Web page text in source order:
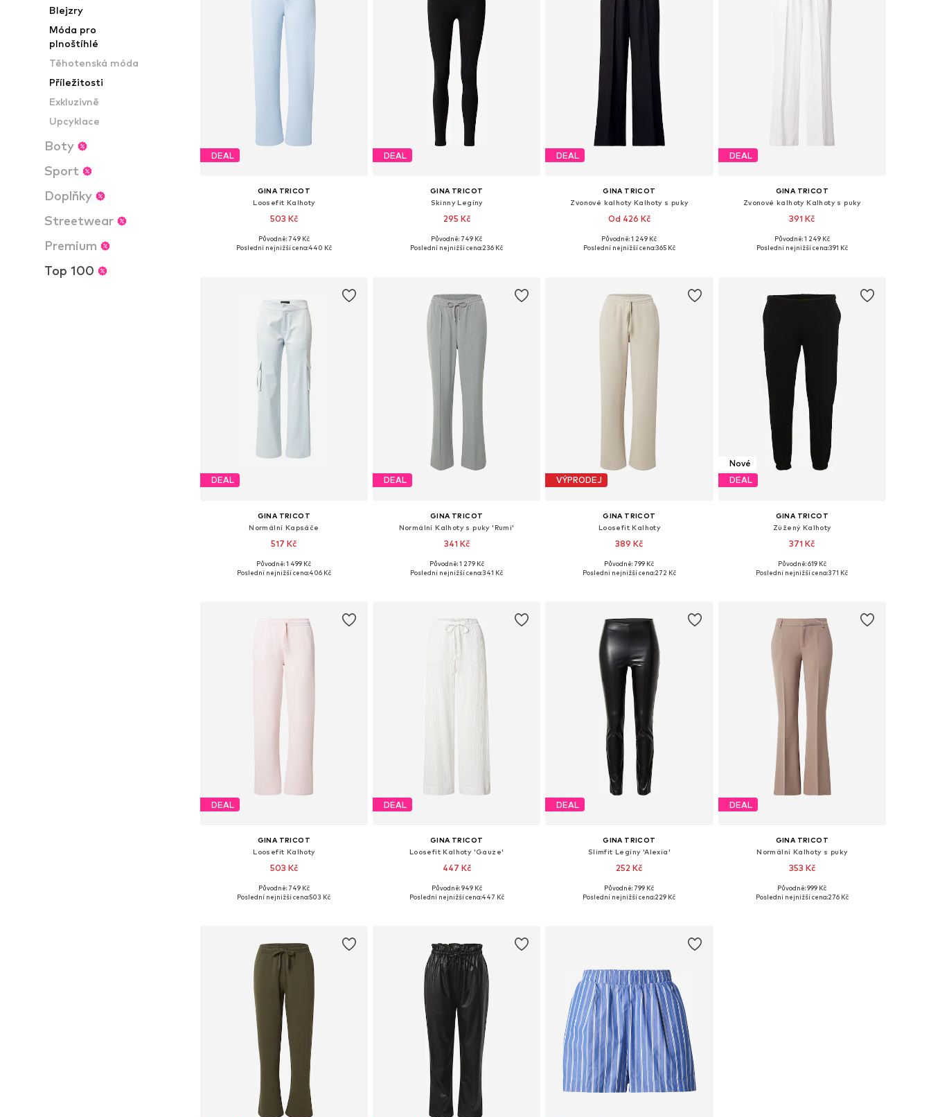
Blejzry
Móda pro
plnoštíhlé
Těhotenská móda
Příležitosti
Exkluzivně
Upcyklace
Boty
Sport
Doplňky
Streetwear
Premium
Top 100
DEAL
GINA TRICOT
Loosefit Kalhoty
503 Kč
Dostupné velikosti: 36, 38, 40, 42
Původně: 749 Kč
Poslední nejnižší cena:440 Kč
DEAL
GINA TRICOT
Skinny Legíny
295 Kč
Dostupné velikosti: XS, S, M
Původně: 749 Kč
Poslední nejnižší cena:236 Kč
DEAL
GINA TRICOT
Zvonové kalhoty Kalhoty s puky
Od 426 Kč
Dostupné velikosti: 36, 38, 42
Původně: 1 249 Kč
Poslední nejnižší cena:365 Kč
DEAL
GINA TRICOT
Zvonové kalhoty Kalhoty s puky
391 Kč
Dostupné velikosti: 34, 38
Původně: 1 249 Kč
Poslední nejnižší cena:391 Kč
DEAL
GINA TRICOT
Normální Kapsáče
517 Kč
Dostupné velikosti: 36, 38
Původně: 1 499 Kč
Poslední nejnižší cena:406 Kč
DEAL
GINA TRICOT
Normální Kalhoty s puky 'Rumi'
341 Kč
Dostupné velikosti: 38, 40
Původně: 1 279 Kč
Poslední nejnižší cena:341 Kč
VÝPRODEJ
GINA TRICOT
Loosefit Kalhoty
389 Kč
Dostupné velikosti: 40
Původně: 799 Kč
Poslední nejnižší cena:272 Kč
Nové
DEAL
GINA TRICOT
Zúžený Kalhoty
371 Kč
Dostupné velikosti: 42, 44
Původně: 619 Kč
Poslední nejnižší cena:371 Kč
DEAL
GINA TRICOT
Loosefit Kalhoty
503 Kč
Dostupné velikosti: 40
Původně: 749 Kč
Poslední nejnižší cena:503 Kč
DEAL
GINA TRICOT
Loosefit Kalhoty 'Gauze'
447 Kč
Dostupné velikosti: 42
Původně: 949 Kč
Poslední nejnižší cena:447 Kč
DEAL
GINA TRICOT
Slimfit Legíny 'Alexia'
252 Kč
Dostupné velikosti: XS
Původně: 799 Kč
Poslední nejnižší cena:229 Kč
DEAL
GINA TRICOT
Normální Kalhoty s puky
353 Kč
Dostupné velikosti: 40, 42
Původně: 999 Kč
Poslední nejnižší cena:276 Kč